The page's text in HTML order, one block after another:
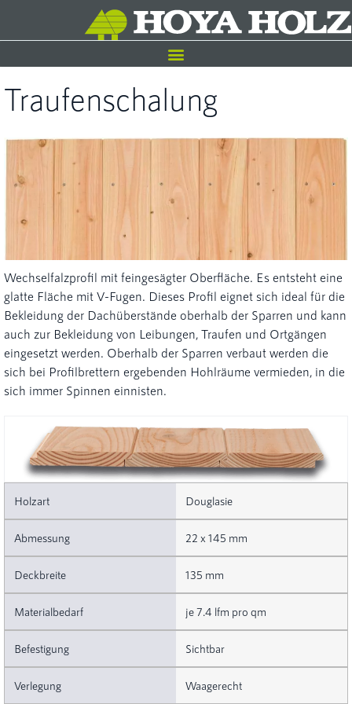
Traufenschalung
Wechselfalzprofil mit feingesägter Oberfläche. Es entsteht eine
glatte Fläche mit V-Fugen. Dieses Profil eignet sich ideal für die
Bekleidung der Dachüberstände oberhalb der Sparren und kann
auch zur Bekleidung von Leibungen, Traufen und Ortgängen
eingesetzt werden. Oberhalb der Sparren verbaut werden die
sich bei Profilbrettern ergebenden Hohlräume vermieden, in die
sich immer Spinnen einnisten.
Douglasie
22 x 145 mm
135 mm
je 7.4 lfm pro qm
Sichtbar
Waagerecht